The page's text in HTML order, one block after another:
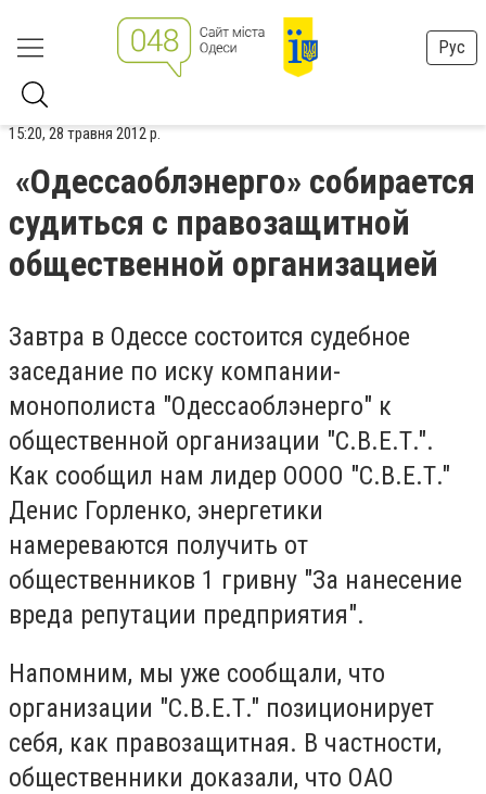
Рус
15:20, 28 травня 2012 р.
«Одессаоблэнерго» собирается
судиться с правозащитной
общественной организацией
Завтра в Одессе состоится судебное
заседание по иску компании-
монополиста "Одессаоблэнерго" к
общественной организации "С.В.Е.Т.".
Как сообщил нам лидер ОООО "С.В.Е.Т."
Денис Горленко, энергетики
намереваются получить от
общественников 1 гривну "За нанесение
вреда репутации предприятия".
Напомним, мы уже сообщали, что
организации "С.В.Е.Т." позиционирует
себя, как правозащитная. В частности,
общественники доказали, что ОАО